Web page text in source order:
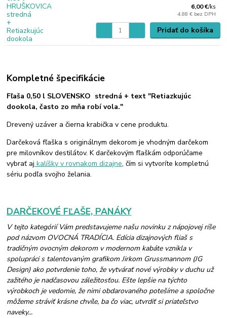
6,00 €/ks
4,88 € bez DPH
Pridať do košíka
Kompletné špecifikácie
Fľaša 0,50 l SLOVENSKO stredná + text "Retiazkujúc
dookola, často zo mňa robí vola."
Drevený uzáver a čierna krabička v cene produktu.
Darčeková fľaška s originálnym dekorom je vhodným darčekom
pre milovníkov destilátov. K darčekovým fľaškám odporúčame
vybrať aj kalíšky v rovnakom dizajne, čím si vytvoríte kompletnú
sériu podľa svojho želania.
DARČEKOVÉ FĽAŠE, PANÁKY
V tejto kategórií Vám predstavujeme našu novinku z nápojovej ríše
pod názvom OVOCNÁ TRADÍCIA. Edícia dizajnových fliaš s
tradičným ovocným dekorom v modernom kabáte vznikla v
spolupráci s talentovaným grafikom Jirkom Grussmannom (JG
Design) ako potvrdenie toho, že vytvárať nové výrobky v duchu už
zažitého je nadčasovou záležitosťou. Ešte lepšie na týchto
výrobkoch je vedomie, že nimi obdarovaného potešíme a spoločne
môžeme stráviť krásne chvíle, ba čo viac, utvrdiť si priateľstvo
naveky...